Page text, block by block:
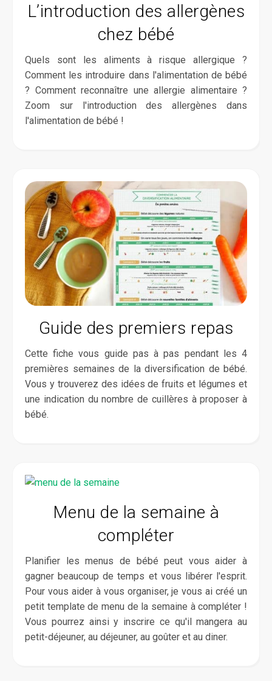
L’introduction des allergènes
chez bébé
Quels sont les aliments à risque allergique ?
Comment les introduire dans l'alimentation de bébé
? Comment reconnaître une allergie alimentaire ?
Zoom sur l'introduction des allergènes dans
l'alimentation de bébé !
Guide des premiers repas
Cette fiche vous guide pas à pas pendant les 4
premières semaines de la diversification de bébé.
Vous y trouverez des idées de fruits et légumes et
une indication du nombre de cuillères à proposer à
bébé.
Menu de la semaine à
compléter
Planifier les menus de bébé peut vous aider à
gagner beaucoup de temps et vous libérer l'esprit.
Pour vous aider à vous organiser, je vous ai créé un
petit template de menu de la semaine à compléter !
Vous pourrez ainsi y inscrire ce qu'il mangera au
petit-déjeuner, au déjeuner, au goûter et au diner.